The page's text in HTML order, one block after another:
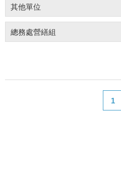
其他單位
總務處營繕組
1